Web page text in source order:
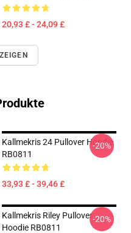
20,93 £ - 24,09 £
Kallmekris 24 Pullover Hoodie
RB0811
33,93 £ - 39,46 £
-20%
Kallmekris Riley Pullover
Hoodie RB0811
-20%